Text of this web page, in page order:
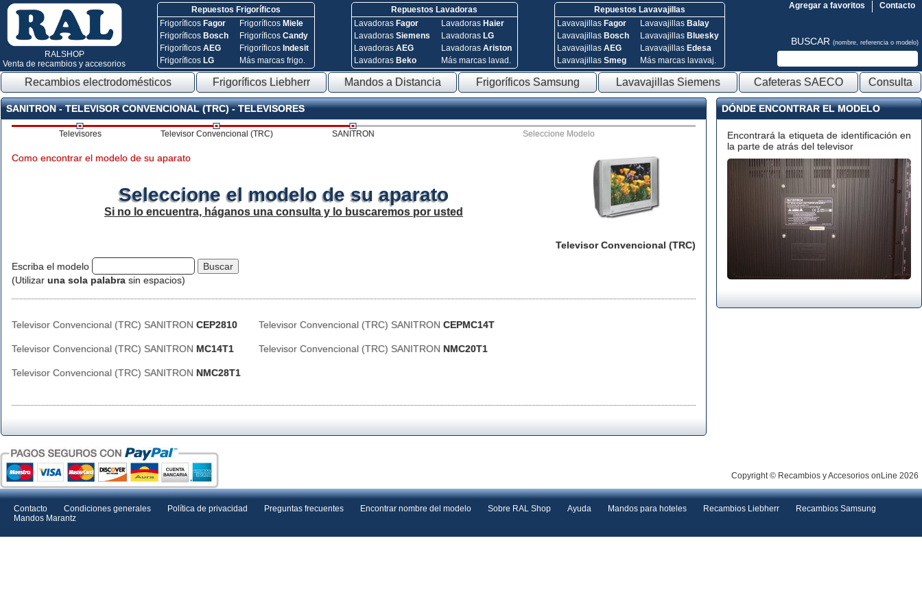
RALSHOP
Venta de recambios y accesorios
Repuestos Frigoríficos
Frigoríficos Fagor
Frigoríficos Bosch
FrigoríficosAEG
Frigoríficos LG
Frigoríficos Miele
FrigoríficosCandy
Frigoríficos Indesit
Más marcas frigo.
Repuestos Lavadoras
Lavadoras Fagor
Lavadoras Siemens
Lavadoras AEG
Lavadoras Beko
Lavadoras Haier
Lavadoras LG
Lavadoras Ariston
Más marcas lavad.
Repuestos Lavavajillas
Lavavajillas Fagor
Lavavajillas Bosch
Lavavajillas AEG
Lavavajillas Smeg
Lavavajillas Balay
Lavavajillas Bluesky
Lavavajillas Edesa
Más marcas lavavaj.
Contacto
Agregar a favoritos
BUSCAR (nombre, referencia o modelo)
Recambios electrodomésticos Frigoríficos Liebherr Mandos a Distancia Frigoríficos Samsung Lavavajillas Siemens Cafeteras SAECO Consulta
SANITRON - TELEVISOR CONVENCIONAL (TRC) - TELEVISORES
Televisores Televisor Convencional (TRC) SANITRON Seleccione Modelo
Televisor Convencional (TRC)
Como encontrar el modelo de su aparato
Seleccione el modelo de su aparato
Si no lo encuentra, háganos una consulta y lo buscaremos por usted
Escriba el modelo
(Utilizar una sola palabra sin espacios)
Televisor Convencional (TRC) SANITRON CEP2810 Televisor Convencional (TRC) SANITRON CEPMC14T
Televisor Convencional (TRC) SANITRON MC14T1 Televisor Convencional (TRC) SANITRON NMC20T1
Televisor Convencional (TRC) SANITRON NMC28T1
DÓNDE ENCONTRAR EL MODELO
Encontrará la etiqueta de identificación en
la parte de atrás del televisor
Copyright © Recambios y Accesorios onLine 2026
Contacto Condiciones generales Política de privacidad Preguntas frecuentes Encontrar nombre del modelo Sobre RAL Shop Ayuda Mandos para hoteles Recambios Liebherr
Recambios Samsung
Mandos Marantz